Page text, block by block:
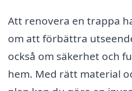
Att renovera en trappa
om att förbättra
också om säkerhet och
hem. Med rätt material